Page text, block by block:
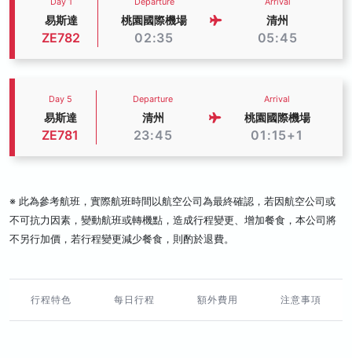
易斯達
ZE782
桃園國際機場
02:35
清州
05:45
Day 5
易斯達
ZE781
Departure
清州
23:45
Arrival
桃園國際機場
01:15+1
※ 此為參考航班，實際航班時間以航空公司為最終確認，若因航空公司或
不可抗力因素，變動航班或轉機點，造成行程變更、增加餐食，本公司將
不另行加價，若行程變更減少餐食，則酌於退費。
行程特色 每日行程 額外費用 注意事項